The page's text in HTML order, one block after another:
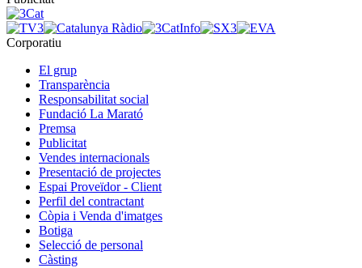
Corporatiu
El grup
Transparència
Responsabilitat social
Fundació La Marató
Premsa
Publicitat
Vendes internacionals
Presentació de projectes
Espai Proveïdor - Client
Perfil del contractant
Còpia i Venda d'imatges
Botiga
Selecció de personal
Càsting